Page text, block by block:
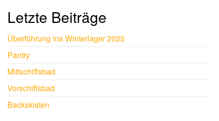
Letzte Beiträge
Überführung ins Winterlager 2025
Pantry
Mittschiffsbad
Vorschiffsbad
Backskisten